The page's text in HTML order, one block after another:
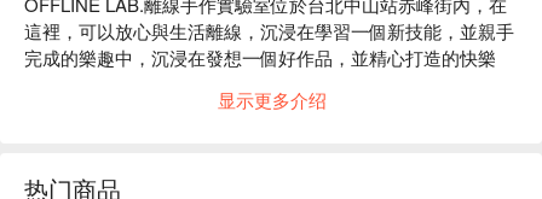
這裡，可以放心與生活離線，沉浸在學習一個新技能，並親手
完成的樂趣中，沉浸在發想一個好作品，並精心打造的快樂
OFFLINE LAB.離線手作實驗室內容：Tufting 簇絨槍、銀黏土
實驗室價格立刻查看⬇︎
显示更多介绍
热门商品